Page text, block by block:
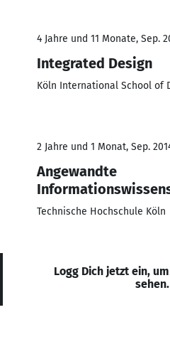
4 Jahre und 11 Monate, Sep.
Integrated Design
Köln International School of
2 Jahre und 1 Monat, Sep.
Angewandte
Technische Hochschule Köln
Logg Dich jetzt ein,
sehen.